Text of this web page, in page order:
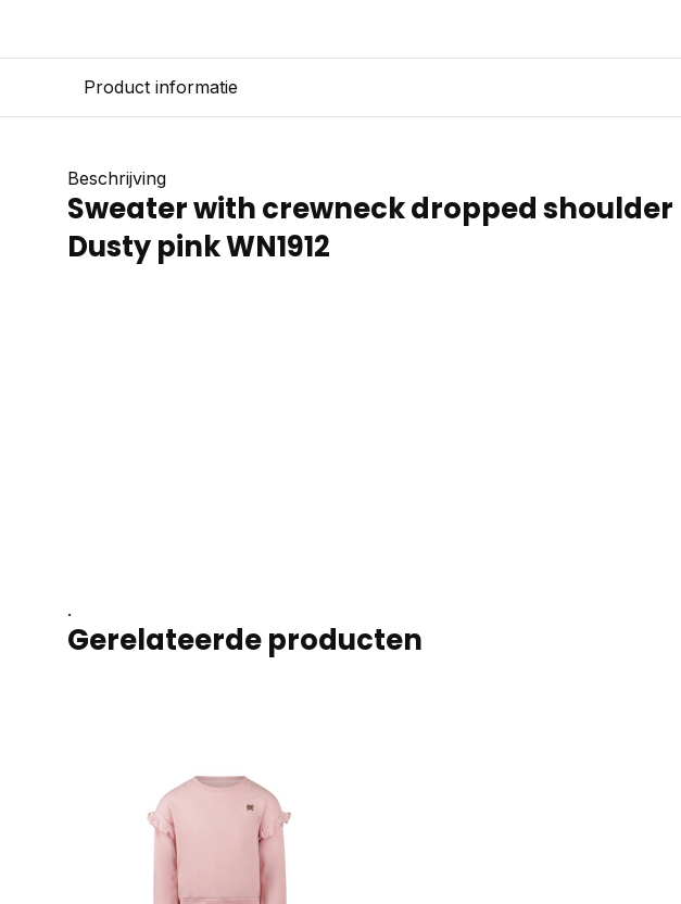
Product informatie
Beschrijving
Sweater with crewneck dropped shoulder
Dusty pink WN1912
.
Gerelateerde producten